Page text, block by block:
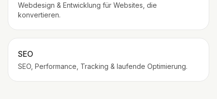
Webdesign & Entwicklung für Websites, die
konvertieren.
SEO
SEO, Performance, Tracking & laufende Optimierung.